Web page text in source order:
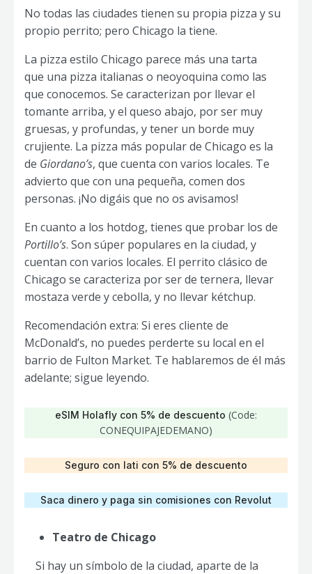
No todas las ciudades tienen su propia pizza y su
propio perrito; pero Chicago la tiene.
La pizza estilo Chicago parece más una tarta
que una pizza italianas o neoyoquina como las
que conocemos. Se caracterizan por llevar el
tomante arriba, y el queso abajo, por ser muy
gruesas, y profundas, y tener un borde muy
crujiente. La pizza más popular de Chicago es la
de Giordano’s, que cuenta con varios locales. Te
advierto que con una pequeña, comen dos
personas. ¡No digáis que no os avisamos!
En cuanto a los hotdog, tienes que probar los de
Portillo’s. Son súper populares en la ciudad, y
cuentan con varios locales. El perrito clásico de
Chicago se caracteriza por ser de ternera, llevar
mostaza verde y cebolla, y no llevar kétchup.
Recomendación extra: Si eres cliente de
McDonald’s, no puedes perderte su local en el
barrio de Fulton Market. Te hablaremos de él más
adelante; sigue leyendo.
eSIM Holafly con 5% de descuento (Code:
CONEQUIPAJEDEMANO)
Seguro con Iati con 5% de descuento
Saca dinero y paga sin comisiones con Revolut
Teatro de Chicago
Si hay un símbolo de la ciudad, aparte de la